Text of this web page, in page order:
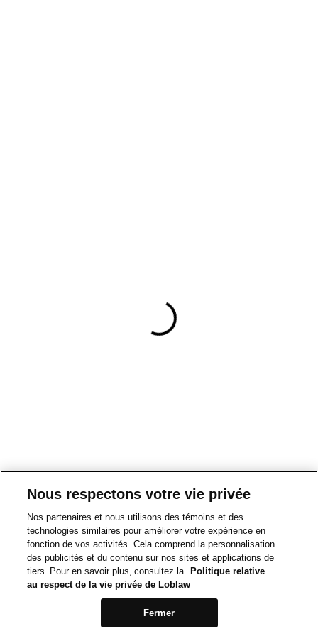
Nous respectons votre vie privée
Nos partenaires et nous utilisons des témoins et des
technologies similaires pour améliorer votre expérience en
fonction de vos activités. Cela comprend la personnalisation
des publicités et du contenu sur nos sites et applications de
tiers. Pour en savoir plus, consultez la
Politique relative
au respect de la vie privée de Loblaw
Fermer